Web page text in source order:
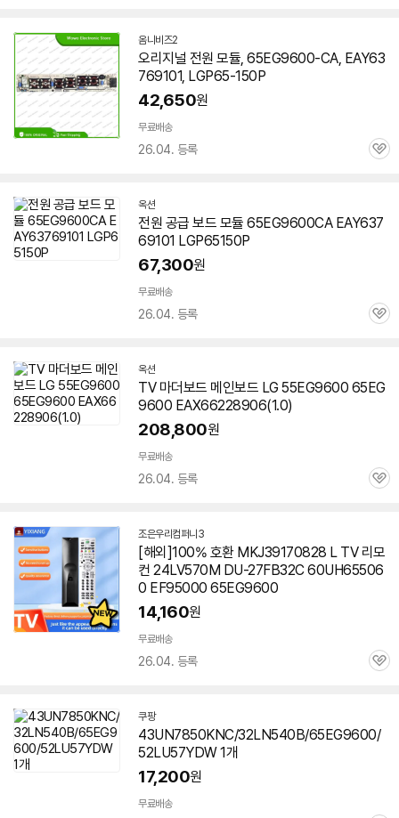
옴니비즈2네
이
버
이
오리지널 전원 모듈, 65EG9600-CA, EAY63
769101, LGP65-150P
42,650원
무료배송
26.04. 등록
관
옥션
전원 공급 보드 모듈 65EG9600CA EAY637
69101 LGP65150P
67,300원
무료배송
26.04. 등록
관
옥션
TV 마더보드 메인보드 LG 55EG9600 65EG
9600 EAX66228906(1.0)
208,800원
무료배송
26.04. 등록
관
조은우리컴퍼니3네
이
버
페
[해외]100% 호환 MKJ39170828 L TV 리모
컨 24LV570M DU-27FB32C 60UH65506
0 EF95000 65EG9600
14,160원
무료배송
26.04. 등록
관
쿠팡
43UN7850KNC/32LN540B/65EG9600/
52LU57YDW 1개
17,200원
무료배송